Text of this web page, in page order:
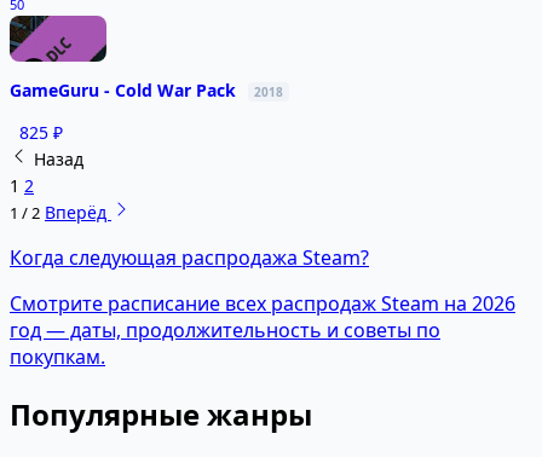
50
GameGuru - Cold War Pack 2018
825 ₽
Назад
1 2
1 / 2 Вперёд
Когда следующая распродажа Steam?
Смотрите расписание всех распродаж Steam на 2026
год — даты, продолжительность и советы по
покупкам.
Популярные жанры